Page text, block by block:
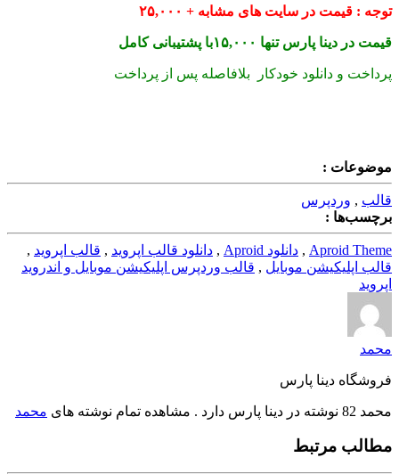
توجه : قیمت در سایت های مشابه + ۲۵,۰۰۰
قیمت در دینا پارس تنها ۱۵,۰۰۰با پشتیبانی کامل
پرداخت و دانلود خودکار بلافاصله پس از پرداخت
موضوعات :
قالب , وردپرس
برچسب‌ها :
Aproid Theme
, دانلود Aproid , دانلود قالب اپروید , قالب اپروید ,
قالب اپلیکیشن موبایل , قالب وردپرس اپلیکیشن موبایل و اندروید
اپروید
محمد
فروشگاه دینا پارس
محمد 82 نوشته در دینا پارس دارد . مشاهده تمام نوشته های محمد
مطالب مرتبط